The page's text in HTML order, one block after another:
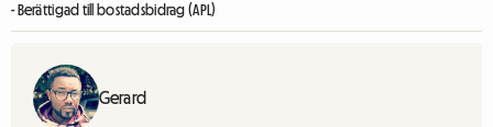
- Berättigad till bostadsbidrag (APL)
Gerard